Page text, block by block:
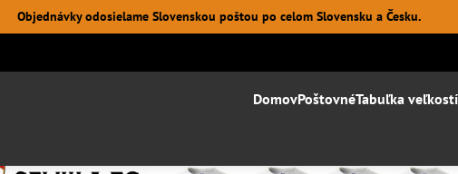
Objednávky odosielame Slovenskou poštou po celom Slovensku a Česku.
DomovPoštovnéTabuľka veľkostí